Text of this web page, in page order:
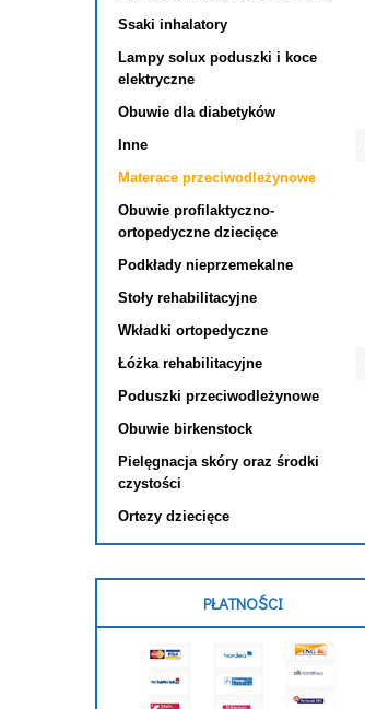
Ssaki inhalatory
Lampy solux poduszki i koce
elektryczne
Obuwie dla diabetyków
Inne
Materace przeciwodleżynowe
Obuwie profilaktyczno-
ortopedyczne dziecięce
Podkłady nieprzemekalne
Stoły rehabilitacyjne
Wkładki ortopedyczne
Łóżka rehabilitacyjne
Poduszki przeciwodleżynowe
Obuwie birkenstock
Pielęgnacja skóry oraz środki
czystości
Ortezy dziecięce
PŁATNOŚCI